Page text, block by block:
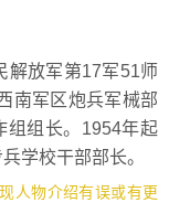
放军第17军51师
南军区炮兵军械部
组组长。1954年起
学校干部部长。
人物介绍有误或有更